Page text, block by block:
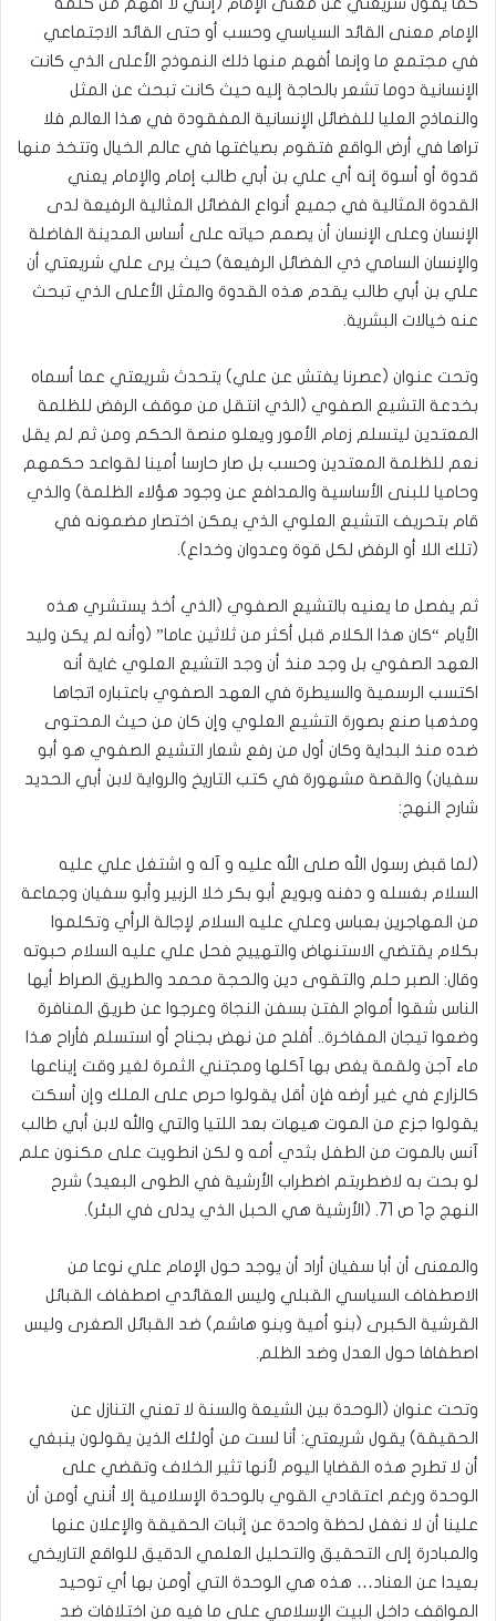
الإمام معنى القائد السياسي وحسب أو حتى القائد الاجتماعي
في مجتمع ما وإنما أفهم منها ذلك النموذج الأعلى الذي كانت
الإنسانية دوما تشعر بالحاجة إليه حيث كانت تبحث عن المثل
والنماذج العليا للفضائل الإنسانية المفقودة في هذا العالم فلا
تراها في أرض الواقع فتقوم بصياغتها في عالم الخيال وتتخذ منها
قدوة أو أسوة إنه أي علي بن أبي طالب إمام والإمام يعني
القدوة المثالية في جميع أنواع الفضائل المثالية الرفيعة لدى
الإنسان وعلى الإنسان أن يصمم حياته على أساس المدينة الفاضلة
والإنسان السامي ذي الفضائل الرفيعة) حيث يرى علي شريعتي أن
علي بن أبي طالب يقدم هذه القدوة والمثل الأعلى الذي تبحث
عنه خيالات البشرية.
وتحت عنوان (عصرنا يفتش عن علي) يتحدث شريعتي عما أسماه
بخدعة التشيع الصفوي (الذي انتقل من موقف الرفض للظلمة
المعتدين ليتسلم زمام الأمور ويعلو منصة الحكم ومن ثم لم يقل
نعم للظلمة المعتدين وحسب بل صار حارسا أمينا لقواعد حكمهم
وحاميا للبنى الأساسية والمدافع عن وجود هؤلاء الظلمة) والذي
قام بتحريف التشيع العلوي الذي يمكن اختصار مضمونه في
(تلك اللا أو الرفض لكل قوة وعدوان وخداع).
ثم يفصل ما يعنيه بالتشيع الصفوي (الذي أخذ يستشري هذه
الأيام “كان هذا الكلام قبل أكثر من ثلاثين عاما” (وأنه لم يكن وليد
العهد الصفوي بل وجد منذ أن وجد التشيع العلوي غاية أنه
اكتسب الرسمية والسيطرة في العهد الصفوي باعتباره اتجاها
ومذهبا صنع بصورة التشيع العلوي وإن كان من حيث المحتوى
ضده منذ البداية وكان أول من رفع شعار التشيع الصفوي هو أبو
سفيان) والقصة مشهورة في كتب التاريخ والرواية لابن أبي الحديد
شارح النهج:
(لما قبض رسول الله صلى الله عليه و آله و اشتغل علي عليه
السلام بغسله و دفنه وبويع أبو بكر خلا الزبير وأبو سفيان وجماعة
من المهاجرين بعباس وعلي عليه السلام لإجالة الرأي وتكلموا
بكلام يقتضي الاستنهاض والتهييج فحل علي عليه السلام حبوته
وقال: الصبر حلم والتقوى دين والحجة محمد والطريق الصراط أيها
الناس شقوا أمواج الفتن بسفن النجاة وعرجوا عن طريق المنافرة
وضعوا تيجان المفاخرة.. أفلح من نهض بجناح أو استسلم فأراح هذا
ماء آجن ولقمة يغص بها آكلها ومجتني الثمرة لغير وقت إيناعها
كالزارع في غير أرضه فإن أقل يقولوا حرص على الملك وإن أسكت
يقولوا جزع من الموت هيهات بعد اللتيا والتي والله لابن أبي طالب
آنس بالموت من الطفل بثدي أمه و لكن انطويت على مكنون علم
لو بحت به لاضطربتم اضطراب الأرشية في الطوى البعيد) شرح
النهج ج1 ص 71. (الأرشية هي الحبل الذي يدلى في البئر).
والمعنى أن أبا سفيان أراد أن يوجد حول الإمام علي نوعا من
الاصطفاف السياسي القبلي وليس العقائدي اصطفاف القبائل
القرشية الكبرى (بنو أمية وبنو هاشم) ضد القبائل الصغرى وليس
اصطفافا حول العدل وضد الظلم.
وتحت عنوان (الوحدة بين الشيعة والسنة لا تعني التنازل عن
الحقيقة) يقول شريعتي: أنا لست من أولئك الذين يقولون ينبغي
أن لا تطرح هذه القضايا اليوم لأنها تثير الخلاف وتقضي على
الوحدة ورغم اعتقادي القوي بالوحدة الإسلامية إلا أنني أومن أن
علينا أن لا نغفل لحظة واحدة عن إثبات الحقيقة والإعلان عنها
والمبادرة إلى التحقيق والتحليل العلمي الدقيق للواقع التاريخي
بعيدا عن العناد… هذه هي الوحدة التي أومن بها أي توحيد
المواقف داخل البيت الإسلامي على ما فيه من اختلافات ضد